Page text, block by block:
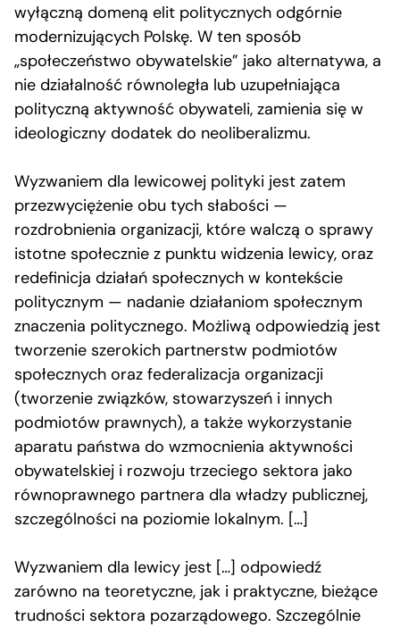
wyłączną domeną elit politycznych odgórnie
modernizujących Polskę. W ten sposób
„społeczeństwo obywatelskie” jako alternatywa, a
nie działalność równoległa lub uzupełniająca
polityczną aktywność obywateli, zamienia się w
ideologiczny dodatek do neoliberalizmu.
Wyzwaniem dla lewicowej polityki jest zatem
przezwyciężenie obu tych słabości —
rozdrobnienia organizacji, które walczą o sprawy
istotne społecznie z punktu widzenia lewicy, oraz
redefinicja działań społecznych w kontekście
politycznym — nadanie działaniom społecznym
znaczenia politycznego. Możliwą odpowiedzią jest
tworzenie szerokich partnerstw podmiotów
społecznych oraz federalizacja organizacji
(tworzenie związków, stowarzyszeń i innych
podmiotów prawnych), a także wykorzystanie
aparatu państwa do wzmocnienia aktywności
obywatelskiej i rozwoju trzeciego sektora jako
równoprawnego partnera dla władzy publicznej,
szczególności na poziomie lokalnym. […]
Wyzwaniem dla lewicy jest […] odpowiedź
zarówno na teoretyczne, jak i praktyczne, bieżące
trudności sektora pozarządowego. Szczególnie